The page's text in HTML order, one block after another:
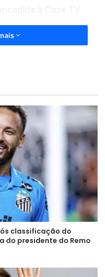
classificação do
do presidente do Remo